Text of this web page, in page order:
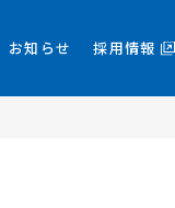
お知らせ 採用情報